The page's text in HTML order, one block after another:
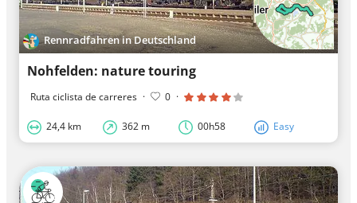
Rennradfahren in Deutschland
Nohfelden: nature touring
Ruta ciclista de carreres · 0 ·
24,4 km 362 m 00h58 Easy